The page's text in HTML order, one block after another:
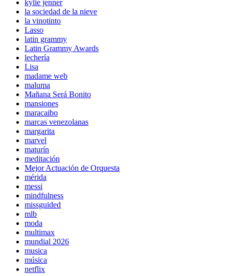
kylie jenner
la sociedad de la nieve
la vinotinto
Lasso
latin grammy
Latin Grammy Awards
lechería
Lisa
madame web
maluma
Mañana Será Bonito
mansiones
maracaibo
marcas venezolanas
margarita
marvel
maturín
meditación
Mejor Actuación de Orquesta
mérida
messi
mindfulness
missguided
mlb
moda
multimax
mundial 2026
musica
música
netflix